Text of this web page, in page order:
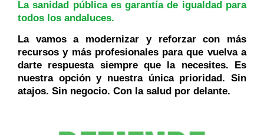
La sanidad pública es garantía de igualdad para
todos los andaluces.
La vamos a modernizar y reforzar con más
recursos y más profesionales para que vuelva a
darte respuesta siempre que la necesites. Es
nuestra opción y nuestra única prioridad. Sin
atajos. Sin negocio. Con la salud por delante.